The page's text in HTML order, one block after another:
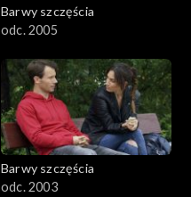
Barwy szczęścia
odc. 2005
Barwy szczęścia
odc. 2003